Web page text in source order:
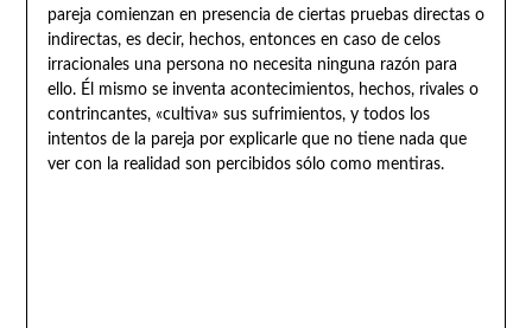
pareja comienzan en presencia de ciertas pruebas directas o
indirectas, es decir, hechos, entonces en caso de celos
irracionales una persona no necesita ninguna razón para
ello. Él mismo se inventa acontecimientos, hechos, rivales o
contrincantes, «cultiva» sus sufrimientos, y todos los
intentos de la pareja por explicarle que no tiene nada que
ver con la realidad son percibidos sólo como mentiras.